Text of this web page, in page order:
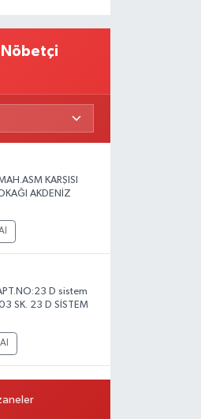
KARŞISI
AKDENİZ
D sistem
SK. 23 D SİSTEM
A ESKİ DEVLET